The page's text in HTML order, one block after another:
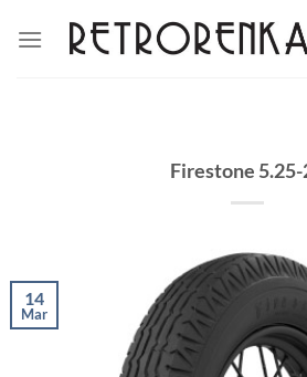
Firestone 5.25-
14
Mar